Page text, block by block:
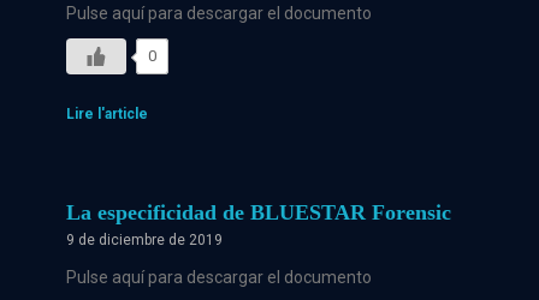
Pulse aquí para descargar el documento
0
Lire l'article
La especificidad de BLUESTAR Forensic
9 de diciembre de 2019
Pulse aquí para descargar el documento